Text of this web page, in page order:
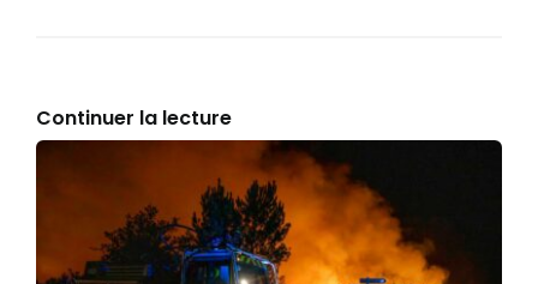
Continuer la lecture